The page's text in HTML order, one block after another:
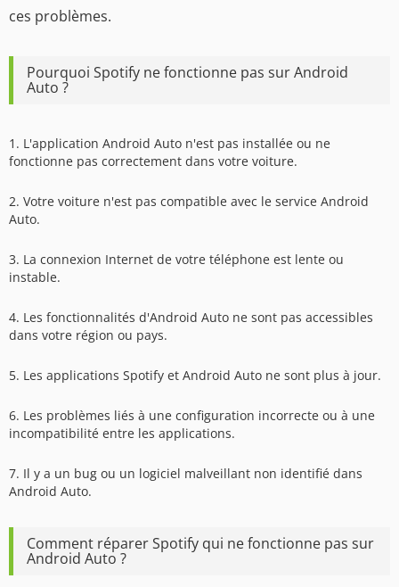
ces problèmes.
Pourquoi Spotify ne fonctionne pas sur Android
Auto ?
1. L'application Android Auto n'est pas installée ou ne
fonctionne pas correctement dans votre voiture.
2. Votre voiture n'est pas compatible avec le service Android
Auto.
3. La connexion Internet de votre téléphone est lente ou
instable.
4. Les fonctionnalités d'Android Auto ne sont pas accessibles
dans votre région ou pays.
5. Les applications Spotify et Android Auto ne sont plus à jour.
6. Les problèmes liés à une configuration incorrecte ou à une
incompatibilité entre les applications.
7. Il y a un bug ou un logiciel malveillant non identifié dans
Android Auto.
Comment réparer Spotify qui ne fonctionne pas sur
Android Auto ?